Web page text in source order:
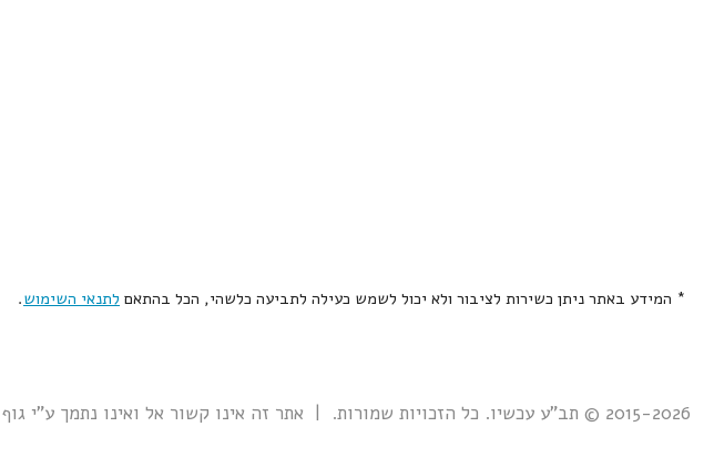
* המידע באתר ניתן כשירות לציבור ולא יכול לשמש כעילה לתביעה כלשהי, הכל בהתאם לתנאי השימוש.
2015-2026 © תב"ע עכשיו. כל הזכויות שמורות. | אתר זה אינו קשור אל ואינו נתמך ע"י גוף ממשלתי כלשהו כולל רשות מקרקעי ישראל. |